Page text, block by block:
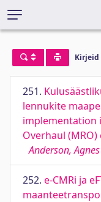
Kirjeid
251.
lennukite
implementation
Overhaul
Anderson, Agnes
252. e-CMRi ja